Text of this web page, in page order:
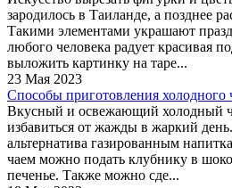
зародилось в Таиланде, а позднее
Такими элементами украшают
любого человека радует красивая
выложить картинку на таре...
23 Мая 2023
Способы приготовления холодного
Вкусный и освежающий холодный
избавиться от жажды в жаркий
альтернатива газированным
чаем можно подать клубнику в
печенье. Также можно сде...